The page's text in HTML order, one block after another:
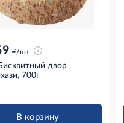
д/шт
двор
700г
В корзину